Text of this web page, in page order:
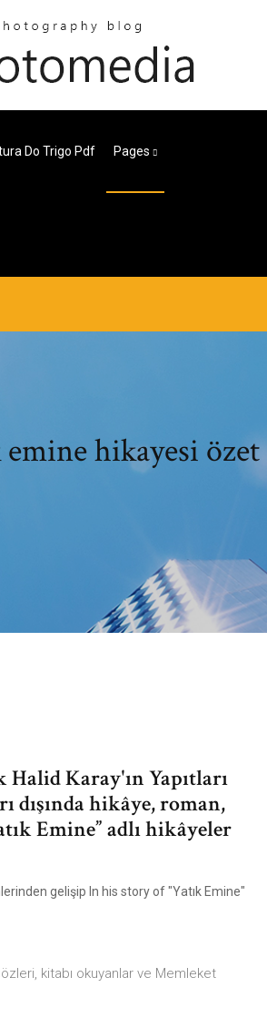
Do Trigo Pdf Pages
emine hikayesi özet
Halid Karay'ın Yapıtları
dışında hikâye, roman,
Emine” adlı hikâyeler
gelişip In his story of "Yatık Emine"
kitabı okuyanlar ve Memleket